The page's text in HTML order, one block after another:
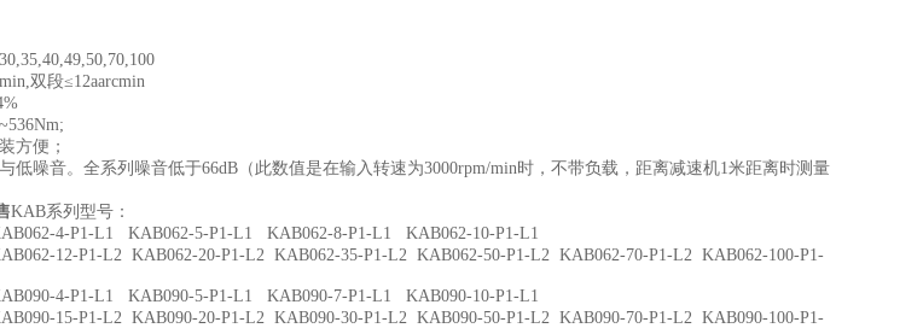
双段≤12aarcmin
方便；
噪音。全系列噪音低于66dB（此数值是在输入转速为3000rpm/min时，不带负载，距离减速机1米距离时测量
KAB系列型号：
4-P1-L1 KAB062-5-P1-L1 KAB062-8-P1-L1 KAB062-10-P1-L1
12-P1-L2 KAB062-20-P1-L2 KAB062-35-P1-L2 KAB062-50-P1-L2 KAB062-70-P1-L2 KAB062-100-P1-
4-P1-L1 KAB090-5-P1-L1 KAB090-7-P1-L1 KAB090-10-P1-L1
15-P1-L2 KAB090-20-P1-L2 KAB090-30-P1-L2 KAB090-50-P1-L2 KAB090-70-P1-L2 KAB090-100-P1-